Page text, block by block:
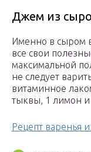
Джем из
Именно в сыром
все свои
максимальной
не следует
витаминное
тыквы, 1 лимон и
Рецепт варенья